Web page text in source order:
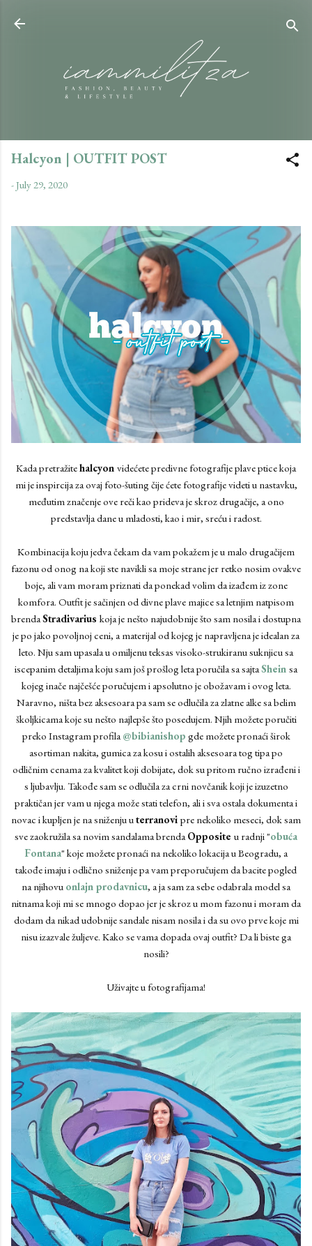
Halcyon | OUTFIT POST
-July 29, 2020
Kada pretražitehalcyon videćete predivne fotografije plave ptice koja
mi je inspircija za ovaj foto-šuting čije ćete fotografije videti u nastavku,
međutim značenje ove reči kao prideva je skroz drugačije, a ono
predstavlja dane u mladosti, kao i mir, sreću i radost.
Kombinacija koju jedva čekam da vam pokažem je u malo drugačijem
fazonu od onog na koji ste navikli sa moje strane jer retko nosim ovakve
boje, ali vam moram priznati da ponekad volim da izađem iz zone
komfora. Outfit je sačinjen od divne plave majice sa letnjim natpisom
brendaStradivarius koja je nešto najudobnije što sam nosila i dostupna
je po jako povoljnoj ceni, a materijal od kojeg je napravljena je idealan za
leto. Nju sam upasala u omiljenu teksas visoko-strukiranu suknjicu sa
iscepanim detaljima koju sam još prošlog leta poručila sa sajtaShein sa
kojeg inače najčešće poručujem i apsolutno je obožavam i ovog leta.
Naravno, ništa bez aksesoara pa sam se odlučila za zlatne alke sa belim
školjkicama koje su nešto najlepše što posedujem. Njih možete poručiti
preko Instagram profila@bibianishop gde možete pronaći širok
asortiman nakita, gumica za kosu i ostalih aksesoara tog tipa po
odličnim cenama za kvalitet koji dobijate, dok su pritom ručno izrađeni i
s ljubavlju. Takođe sam se odlučila za crni novčanik koji je izuzetno
praktičan jer vam u njega može stati telefon, ali i sva ostala dokumenta i
novac i kupljen je na sniženju uterranovi pre nekoliko meseci, dok sam
sve zaokružila sa novim sandalama brendaOpposite u radnji "obuća
Fontana" koje možete pronaći na nekoliko lokacija u Beogradu, a
takođe imaju i odlično sniženje pa vam preporučujem da bacite pogled
na njihovu onlajn prodavnicu, a ja sam za sebe odabrala model sa
nitnama koji mi se mnogo dopao jer je skroz u mom fazonu i moram da
dodam da nikad udobnije sandale nisam nosila i da su ovo prve koje mi
nisu izazvale žuljeve. Kako se vama dopada ovaj outfit? Da li biste ga
nosili?
Uživajte u fotografijama!